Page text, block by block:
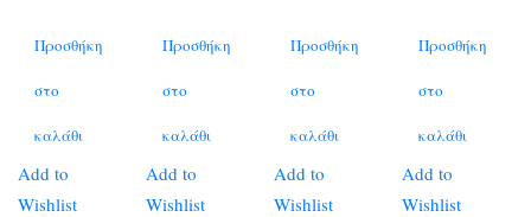
Προσθήκη
στο
καλάθι
Add to
Wishlist
Προσθήκη
στο
καλάθι
Add to
Wishlist
Προσθήκη
στο
καλάθι
Add to
Wishlist
Προσθήκη
στο
καλάθι
Add to
Wishlist